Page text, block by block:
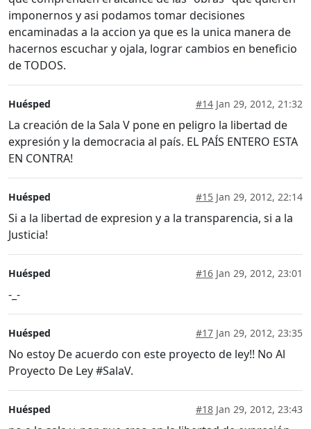
imponernos y asi podamos tomar decisiones
encaminadas a la accion ya que es la unica manera de
hacernos escuchar y ojala, lograr cambios en beneficio
de TODOS.
Huésped #14 Jan 29, 2012, 21:32
La creación de la Sala V pone en peligro la libertad de
expresión y la democracia al país. EL PAÍS ENTERO ESTA
EN CONTRA!
Huésped #15 Jan 29, 2012, 22:14
Si a la libertad de expresion y a la transparencia, si a la
Justicia!
Huésped #16 Jan 29, 2012, 23:01
-_-
Huésped #17 Jan 29, 2012, 23:35
No estoy De acuerdo con este proyecto de ley!! No Al
Proyecto De Ley #SalaV.
Huésped #18 Jan 29, 2012, 23:43